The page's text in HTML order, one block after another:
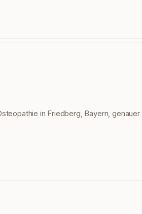
in Friedberg, Bayern, genauer